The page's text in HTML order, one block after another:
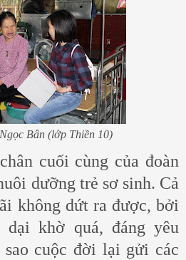
Bân (lớp Thiền 10)
cuối cùng của đoàn
dưỡng trẻ sơ sinh. Cả
không dứt ra được, bởi
dại khờ quá, đáng yêu
cuộc đời lại gửi các